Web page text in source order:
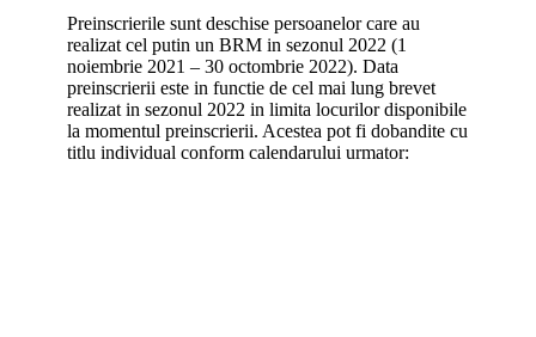
Preinscrierile sunt deschise persoanelor care au
realizat cel putin un BRM in sezonul 2022 (1
noiembrie 2021 – 30 octombrie 2022). Data
preinscrierii este in functie de cel mai lung brevet
realizat in sezonul 2022 in limita locurilor disponibile
la momentul preinscrierii. Acestea pot fi dobandite cu
titlu individual conform calendarului urmator: